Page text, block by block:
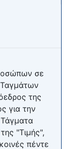
σε
της
για την
"Τιμής",
πέντε